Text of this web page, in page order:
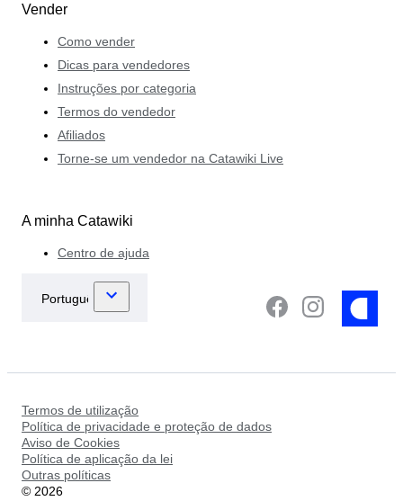
Vender
Como vender
Dicas para vendedores
Instruções por categoria
Termos do vendedor
Afiliados
Torne-se um vendedor na Catawiki Live
A minha Catawiki
Centro de ajuda
Termos de utilização
Política de privacidade e proteção de dados
Aviso de Cookies
Política de aplicação da lei
Outras políticas
© 2026